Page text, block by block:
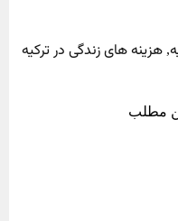
,هزینه های زندگی در ترکیه
مطلب